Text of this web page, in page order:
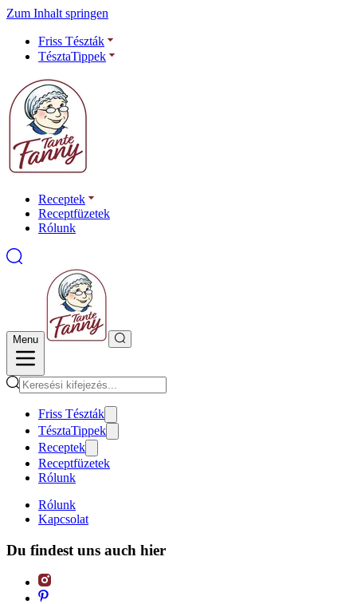
Zum Inhalt springen
Friss Tészták
TésztaTippek
Receptek
Receptfüzetek
Rólunk
Menu
Friss Tészták
TésztaTippek
Receptek
Receptfüzetek
Rólunk
Rólunk
Kapcsolat
Du findest uns auch hier